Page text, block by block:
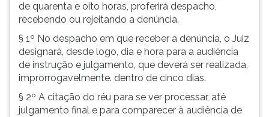
de quarenta e oito horas, proferirá despacho,
recebendo ou rejeitando a denúncia.
§ 1º No despacho em que receber a denúncia, o Juiz
designará, desde logo, dia e hora para a audiência
de instrução e julgamento, que deverá ser realizada,
improrrogavelmente. dentro de cinco dias.
§ 2º A citação do réu para se ver processar, até
julgamento final e para comparecer à audiência de